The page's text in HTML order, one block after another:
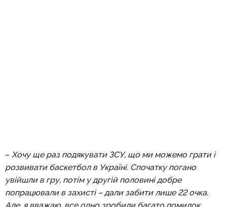
– Хочу ще раз подякувати ЗСУ, що ми можемо грати і
розвивати баскетбол в Україні. Спочатку погано
увійшли в гру, потім у другій половині добре
попрацювали в захисті – дали забити лише 22 очка.